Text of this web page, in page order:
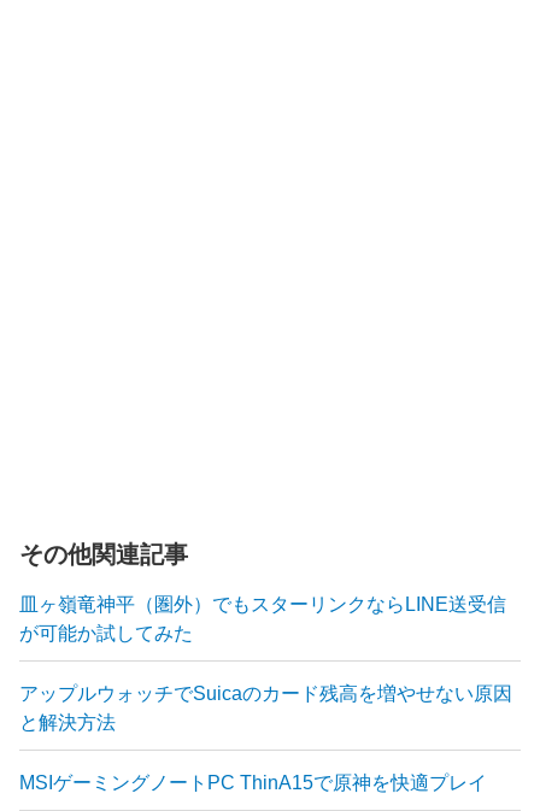
その他関連記事
皿ヶ嶺竜神平（圏外）でもスターリンクならLINE送受信
が可能か試してみた
アップルウォッチでSuicaのカード残高を増やせない原因
と解決方法
MSIゲーミングノートPC ThinA15で原神を快適プレイ